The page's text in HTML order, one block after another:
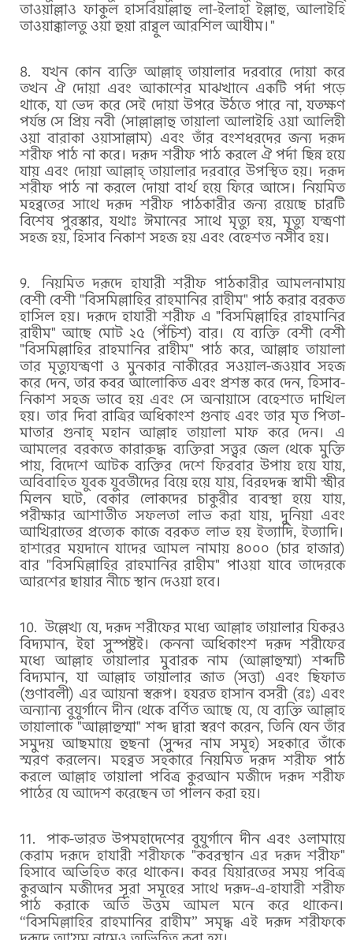
তাওয়াল্লাও ফাকুল হাসবিয়াল্লাহু লা-ইলাহা ইল্লাহু, আলাইহি
তাওয়াক্কালতু ওয়া হুয়া রাব্বুল আরশিল আযীম।"
যখন কোন ব্যক্তি আল্লাহ্ তায়ালার দরবারে দোয়া করে
তখন ঐ দোয়া এবং আকাশের মাঝখানে একটি পর্দা পড়ে
থাকে, যা ভেদ করে সেই দোয়া উপরে উঠতে পারে না, যতক্ষণ
পর্যন্ত সে প্রিয় নবী (সাল্লাল্লাহু তায়ালা আলাইহি ওয়া আলিহী
ওয়া বারাকা ওয়াসাল্লাম) এবং তাঁর বংশধরদের জন্য দরূদ
শরীফ পাঠ না করে। দরূদ শরীফ পাঠ করলে ঐ পর্দা ছিন্ন হয়ে
যায় এবং দোয়া আল্লাহ্ তায়ালার দরবারে উপস্থিত হয়। দরূদ
শরীফ পাঠ না করলে দোয়া বার্থ হয়ে ফিরে আসে। নিয়মিত
মহব্বতের সাথে দরূদ শরীফ পাঠকারীর জন্য রয়েছে চারটি
বিশেষ পুরস্কার, যথাঃ ঈমানের সাথে মৃত্যু হয়, মৃত্যু যন্ত্রণা
সহজ হয়, হিসাব নিকাশ সহজ হয় এবং বেহেশত নসীব হয়।
নিয়মিত দরূদে হাযারী শরীফ পাঠকারীর আমলনামায়
বেশী বেশী "বিসমিল্লাহির রাহমানির রাহীম" পাঠ করার বরকত
হাসিল হয়। দরূদে হাযারী শরীফ এ "বিসমিল্লাহির রাহমানির
রাহীম" আছে মোট ২৫ (পঁচিশ) বার। যে ব্যক্তি বেশী বেশী
"বিসমিল্লাহির রাহমানির রাহীম" পাঠ করে, আল্লাহ তায়ালা
তার মৃত্যুযন্ত্রণা ও মুনকার নাকীরের সওয়াল-জওয়াব সহজ
করে দেন, তার কবর আলোকিত এবং প্রশস্ত করে দেন, হিসাব-
নিকাশ সহজ ভাবে হয় এবং সে অনায়াসে বেহেশতে দাখিল
হয়। তার দিবা রাত্রির অধিকাংশ গুনাহ এবং তার মৃত পিতা-
মাতার গুনাহ্ মহান আল্লাহ তায়ালা মাফ করে দেন। এ
আমলের বরকতে কারারুদ্ধ ব্যক্তিরা সত্ত্বর জেল থেকে মুক্তি
পায়, বিদেশে আটক ব্যক্তির দেশে ফিরবার উপায় হয়ে যায়,
অবিবাহিত যুবক যুবতীদের বিয়ে হয়ে যায়, বিরহদন্ধ স্বামী স্ত্রীর
মিলন ঘটে, বেকার লোকদের চাকুরীর ব্যবস্থা হয়ে যায়,
পরীক্ষার আশাতীত সফলতা লাভ করা যায়, দুনিয়া এবং
আখিরাতের প্রত্যেক কাজে বরকত লাভ হয় ইত্যাদি, ইত্যাদি।
হাশরের ময়দানে যাদের আমল নামায় ৪০০০ (চার হাজার)
বার "বিসমিল্লাহির রাহমানির রাহীম" পাওয়া যাবে তাদেরকে
আরশের ছায়ার নীচে স্থান দেওয়া হবে।
উল্লেখ্য যে, দরূদ শরীফের মধ্যে আল্লাহ তায়ালার যিকরও
বিদ্যমান, ইহা সুস্পষ্টই। কেননা অধিকাংশ দরূদ শরীফের
মধ্যে আল্লাহ তায়ালার মুবারক নাম (আল্লাহুম্মা) শব্দটি
বিদ্যমান, যা আল্লাহ তায়ালার জাত (সত্তা) এবং ছিফাত
(গুণাবলী) এর আয়না স্বরূপ। হযরত হাসান বসরী (রঃ) এবং
অন্যান্য বুযুর্গানে দীন থেকে বর্ণিত আছে যে, যে ব্যক্তি আল্লাহ
তায়ালাকে "আল্লাহুম্মা" শব্দ দ্বারা স্বরণ করেন, তিনি যেন তাঁর
সমুদয় আছমায়ে হুছনা (সুন্দর নাম সমূহ) সহকারে তাঁকে
স্মরণ করলেন। মহব্বত সহকারে নিয়মিত দরূদ শরীফ পাঠ
করলে আল্লাহ তায়ালা পবিত্র কুরআন মজীদে দরূদ শরীফ
পাঠের যে আদেশ করেছেন তা পালন করা হয়।
পাক-ভারত উপমহাদেশের বুযুর্গানে দীন এবং ওলামায়ে
কেরাম দরূদে হাযারী শরীফকে "কবরস্থান এর দরূদ শরীফ"
হিসাবে অভিহিত করে থাকেন। কবর যিয়ারতের সময় পবিত্র
কুরআন মজীদের সূরা সমূহের সাথে দরূদ-এ-হাযারী শরীফ
পাঠ করাকে অতি উত্তম আমল মনে করে থাকেন।
“বিসমিল্লাহির রাহমানির রাহীম” সমৃদ্ধ এই দরূদ শরীফকে